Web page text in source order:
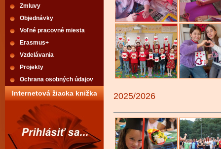
Zmluvy
Objednávky
Voľné pracovné miesta
Erasmus+
Vzdelávania
Projekty
Ochrana osobných údajov
Internetová žiacka knižka 2025/2026